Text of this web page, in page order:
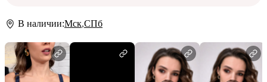
В наличии:Мск,СПб